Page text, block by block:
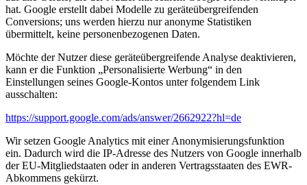
hat. Google erstellt dabei Modelle zu geräteübergreifenden
Conversions; uns werden hierzu nur anonyme Statistiken
übermittelt, keine personenbezogenen Daten.
Möchte der Nutzer diese geräteübergreifende Analyse deaktivieren,
kann er die Funktion „Personalisierte Werbung“ in den
Einstellungen seines Google-Kontos unter folgendem Link
ausschalten:
https://support.google.com/ads/answer/2662922?hl=de
Wir setzen Google Analytics mit einer Anonymisierungsfunktion
ein. Dadurch wird die IP-Adresse des Nutzers von Google innerhalb
der EU-Mitgliedstaaten oder in anderen Vertragsstaaten des EWR-
Abkommens gekürzt.